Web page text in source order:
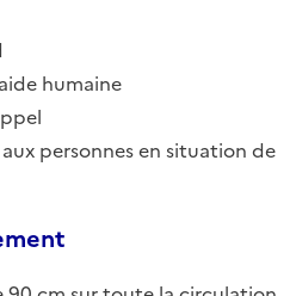
humaine
aux personnes en situation de